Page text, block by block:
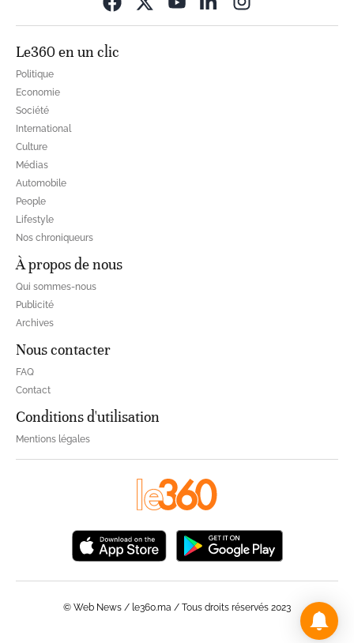
Le360 en un clic
Politique
Economie
Société
International
Culture
Médias
Automobile
People
Lifestyle
Nos chroniqueurs
À propos de nous
Qui sommes-nous
Publicité
Archives
Nous contacter
FAQ
Contact
Conditions d'utilisation
Mentions légales
© Web News / le360.ma / Tous droits réservés 2023